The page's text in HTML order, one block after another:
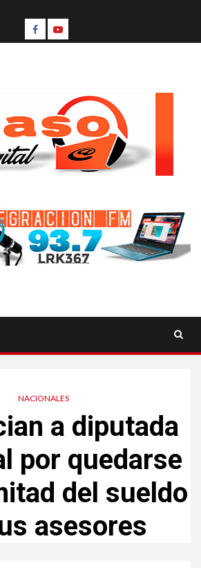
NACIONALES
a diputada
por quedarse
del sueldo
asesores